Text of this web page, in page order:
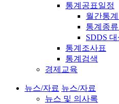
통계공표일정
월간통
통계종
SDDS
통계조사표
통계검색
경제교육
뉴스/자료 뉴스/자료
뉴스 및 의사록